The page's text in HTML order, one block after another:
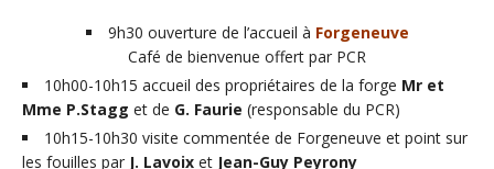
9h30 ouverture de l’accueil à Forgeneuve
Café de bienvenue offert par PCR
10h00-10h15 accueil des propriétaires de la forge Mr et
Mme P.Stagg et de G. Faurie (responsable du PCR)
10h15-10h30 visite commentée de Forgeneuve et point sur
les fouilles par J. Lavoix et Jean-Guy Peyrony